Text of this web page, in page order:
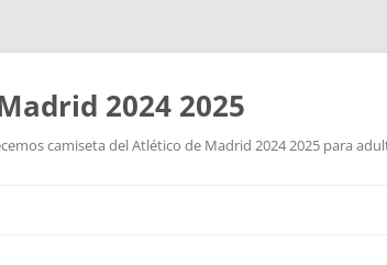
2024 2025
camiseta del Atlético de Madrid 2024 2025 para